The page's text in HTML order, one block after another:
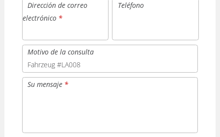
Dirección de correo
electrónico *
Teléfono
Motivo de la consulta
Su mensaje *